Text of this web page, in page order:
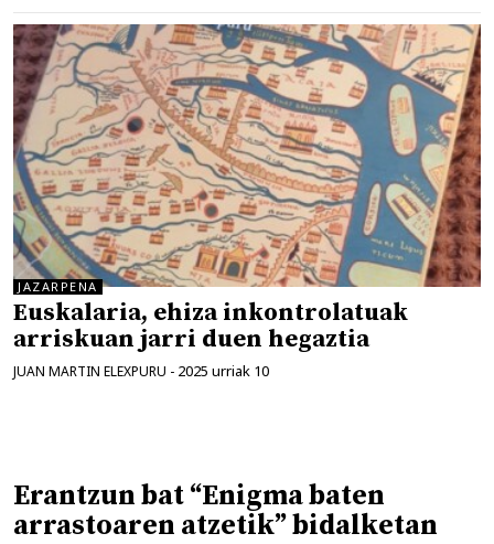
JAZARPENA
Euskalaria, ehiza inkontrolatuak
arriskuan jarri duen hegaztia
JUAN MARTIN ELEXPURU - 2025 urriak 10
Erantzun bat “Enigma baten
arrastoaren atzetik” bidalketan